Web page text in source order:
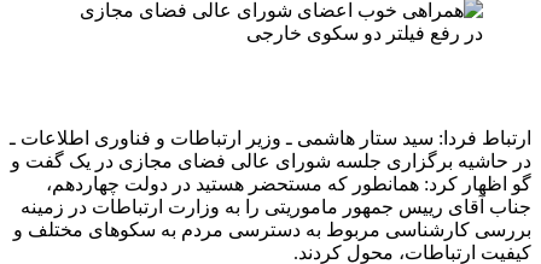
ارتباط فردا: سید ستار هاشمی ـ وزیر ارتباطات و فناوری اطلاعات ـ
در حاشیه برگزاری جلسه شورای عالی فضای مجازی در یک گفت و
گو اظهار کرد: همانطور که مستحضر هستید در دولت چهاردهم،
جناب آقای رییس جمهور ماموریتی را به وزارت ارتباطات در زمینه
بررسی کارشناسی مربوط به دسترسی مردم به سکوهای مختلف و
کیفیت ارتباطات، محول کردند.